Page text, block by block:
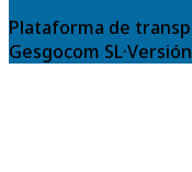
Plataforma de
Gesgocom SL·Versión